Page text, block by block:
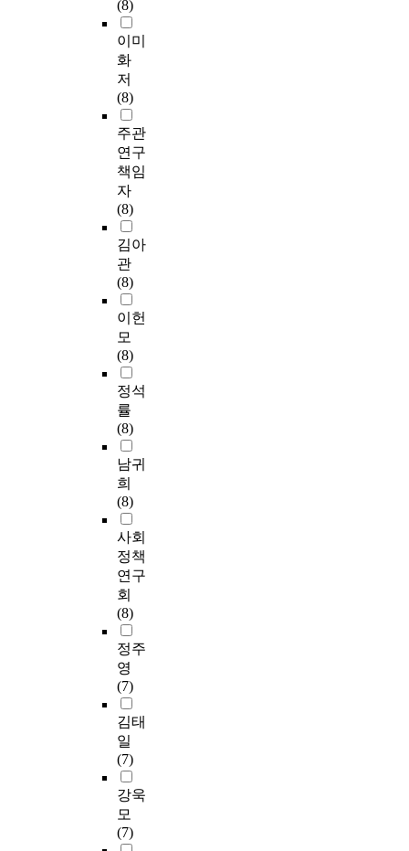
(8)
이미
화
저
(8)
주관
연구
책임
자
(8)
김아
관
(8)
이헌
모
(8)
정석
률
(8)
남귀
희
(8)
사회
정책
연구
회
(8)
정주
영
(7)
김태
일
(7)
강욱
모
(7)